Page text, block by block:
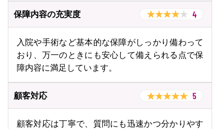
保障内容の充実度 4
入院や手術など基本的な保障がしっかり備わって
おり、万一のときにも安心して備えられる点で保
障内容に満足しています。
顧客対応 5
顧客対応は丁寧で、質問にも迅速かつ分かりやす